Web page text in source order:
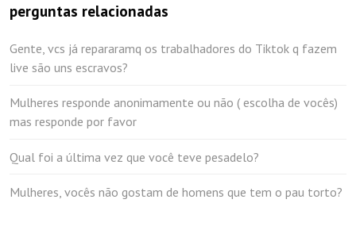
perguntas relacionadas
Gente, vcs já repararamq os trabalhadores do Tiktok q fazem
live são uns escravos?
Mulheres responde anonimamente ou não ( escolha de vocês)
mas responde por favor
Qual foi a última vez que você teve pesadelo?
Mulheres, vocês não gostam de homens que tem o pau torto?